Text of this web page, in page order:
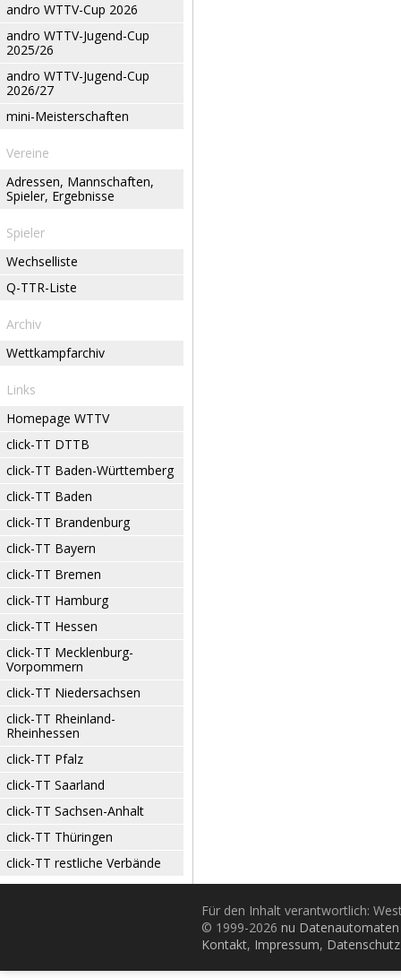
andro WTTV-Cup 2026
andro WTTV-Jugend-Cup
2025/26
andro WTTV-Jugend-Cup
2026/27
mini-Meisterschaften
Vereine
Adressen, Mannschaften,
Spieler, Ergebnisse
Spieler
Wechselliste
Q-TTR-Liste
Archiv
Wettkampfarchiv
Links
Homepage WTTV
click-TT DTTB
click-TT Baden-Württemberg
click-TT Baden
click-TT Brandenburg
click-TT Bayern
click-TT Bremen
click-TT Hamburg
click-TT Hessen
click-TT Mecklenburg-
Vorpommern
click-TT Niedersachsen
click-TT Rheinland-
Rheinhessen
click-TT Pfalz
click-TT Saarland
click-TT Sachsen-Anhalt
click-TT Thüringen
click-TT restliche Verbände
Für den Inhalt verantwortlich:
© 1999-2026 nu
Kontakt, Impressum, Datenschutz